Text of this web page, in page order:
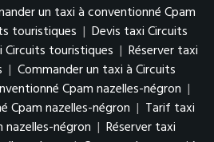
un taxi à conventionné Cpam
touristiques | Devis taxi Circuits
touristiques | Réserver taxi
| Commander un taxi à Circuits
Cpam nazelles-négron |
Cpam nazelles-négron | Tarif taxi
négron | Réserver taxi